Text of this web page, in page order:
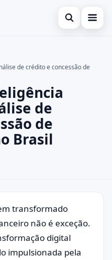
Abrir búsqueda
para cerrar.
de crédito e concessão de
de
de
Brasil
transformado
não é exceção.
digital
impulsionada pela